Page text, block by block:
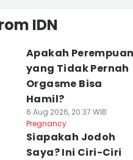
IDN
Apakah Perempuan
yang Tidak Pernah
Orgasme Bisa
Hamil?
6 Aug 2026, 20:37 WIB
Pregnancy
Siapakah Jodoh
Saya? Ini Ciri-Ciri